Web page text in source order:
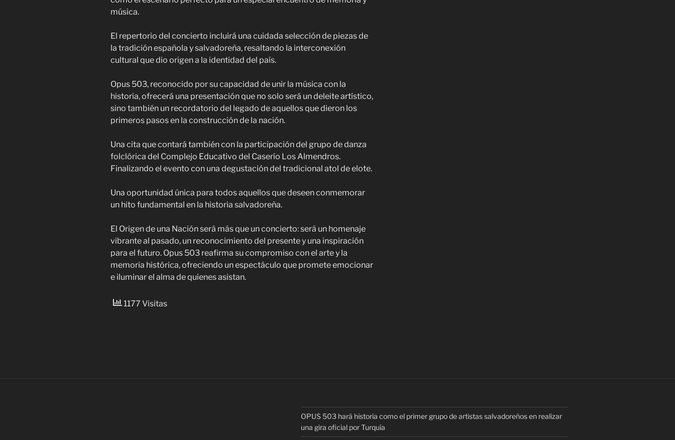
música.
El repertorio del concierto incluirá una cuidada selección de piezas de
la tradición española y salvadoreña, resaltando la interconexión
cultural que dio origen a la identidad del país.
Opus 503, reconocido por su capacidad de unir la música con la
historia, ofrecerá una presentación que no solo será un deleite artístico,
sino también un recordatorio del legado de aquellos que dieron los
primeros pasos en la construcción de la nación.
Una cita que contará también con la participación del grupo de danza
folclórica del Complejo Educativo del Caserío Los Almendros.
Finalizando el evento con una degustación del tradicional atol de elote.
Una oportunidad única para todos aquellos que deseen conmemorar
un hito fundamental en la historia salvadoreña.
El Origen de una Nación será más que un concierto: será un homenaje
vibrante al pasado, un reconocimiento del presente y una inspiración
para el futuro. Opus 503 reafirma su compromiso con el arte y la
memoria histórica, ofreciendo un espectáculo que promete emocionar
e iluminar el alma de quienes asistan.
1177 Visitas
OPUS 503 hará historia como el primer grupo de artistas salvadoreños en realizar
una gira oficial por Turquía